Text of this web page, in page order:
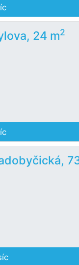
24 m2